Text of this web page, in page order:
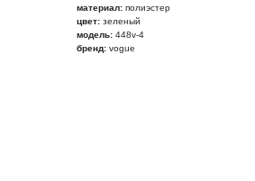
материал: полиэстер
цвет: зеленый
модель: 448v-4
бренд: vogue